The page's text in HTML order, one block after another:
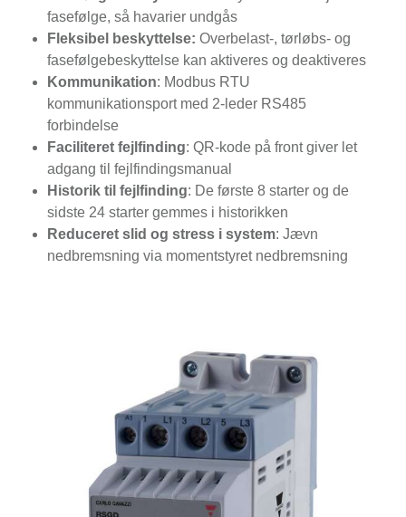
fasefølge, så havarier undgås
Fleksibel beskyttelse: Overbelast-, tørløbs- og
fasefølgebeskyttelse kan aktiveres og deaktiveres
Kommunikation: Modbus RTU
kommunikationsport med 2-leder RS485
forbindelse
Faciliteret fejlfinding: QR-kode på front giver let
adgang til fejlfindingsmanual
Historik til fejlfinding: De første 8 starter og de
sidste 24 starter gemmes i historikken
Reduceret slid og stress i system: Jævn
nedbremsning via momentstyret nedbremsning